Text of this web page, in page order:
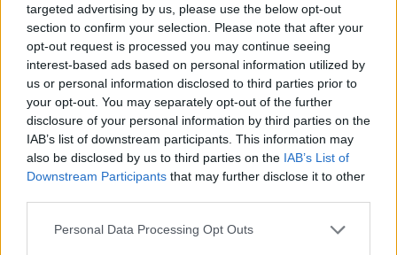
targeted advertising by us, please use the below opt-out
section to confirm your selection. Please note that after your
opt-out request is processed you may continue seeing
interest-based ads based on personal information utilized by
us or personal information disclosed to third parties prior to
your opt-out. You may separately opt-out of the further
disclosure of your personal information by third parties on the
IAB’s list of downstream participants. This information may
also be disclosed by us to third parties on the IAB’s List of
Downstream Participants that may further disclose it to other
Personal Data Processing Opt Outs